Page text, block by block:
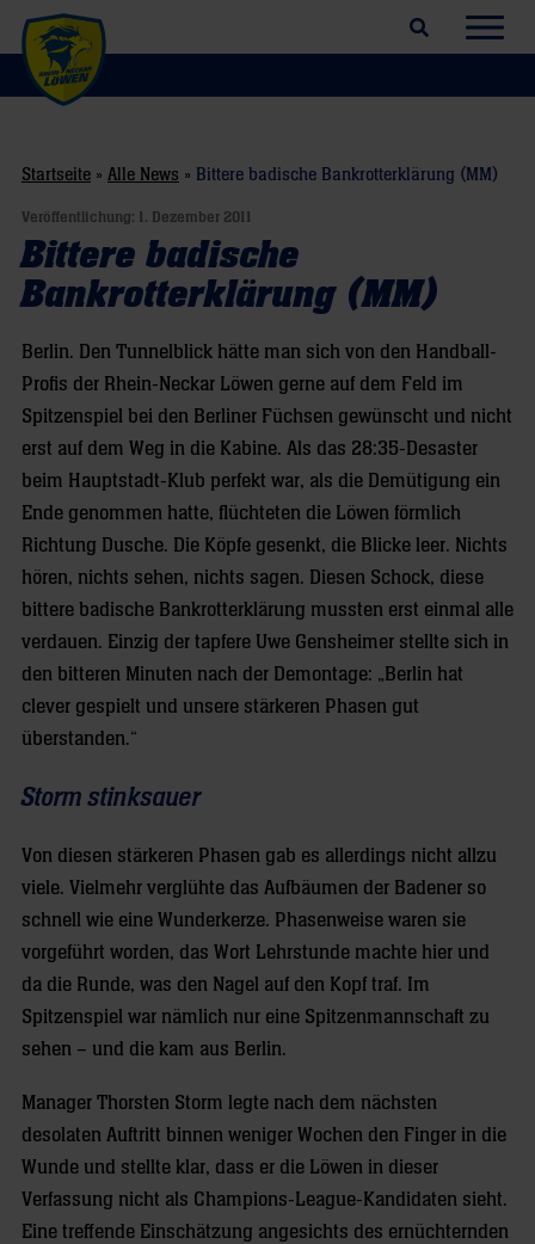
Suchfeld öffnen
Startseite » Alle News » Bittere badische Bankrotterklärung (MM)
Veröffentlichung: 1. Dezember 2011
Bittere badische
Bankrotterklärung (MM)
Berlin. Den Tunnelblick hätte man sich von den Handball-
Profis der Rhein-Neckar Löwen gerne auf dem Feld im
Spitzenspiel bei den Berliner Füchsen gewünscht und nicht
erst auf dem Weg in die Kabine. Als das 28:35-Desaster
beim Hauptstadt-Klub perfekt war, als die Demütigung ein
Ende genommen hatte, flüchteten die Löwen förmlich
Richtung Dusche. Die Köpfe gesenkt, die Blicke leer. Nichts
hören, nichts sehen, nichts sagen. Diesen Schock, diese
bittere badische Bankrotterklärung mussten erst einmal alle
verdauen. Einzig der tapfere Uwe Gensheimer stellte sich in
den bitteren Minuten nach der Demontage: „Berlin hat
clever gespielt und unsere stärkeren Phasen gut
überstanden.“
Storm stinksauer
Von diesen stärkeren Phasen gab es allerdings nicht allzu
viele. Vielmehr verglühte das Aufbäumen der Badener so
schnell wie eine Wunderkerze. Phasenweise waren sie
vorgeführt worden, das Wort Lehrstunde machte hier und
da die Runde, was den Nagel auf den Kopf traf. Im
Spitzenspiel war nämlich nur eine Spitzenmannschaft zu
sehen – und die kam aus Berlin.
Manager Thorsten Storm legte nach dem nächsten
desolaten Auftritt binnen weniger Wochen den Finger in die
Wunde und stellte klar, dass er die Löwen in dieser
Verfassung nicht als Champions-League-Kandidaten sieht.
Eine treffende Einschätzung angesichts des ernüchternden